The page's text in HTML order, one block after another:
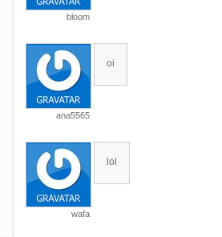
bloom
ana5565
oi
wafa
lol